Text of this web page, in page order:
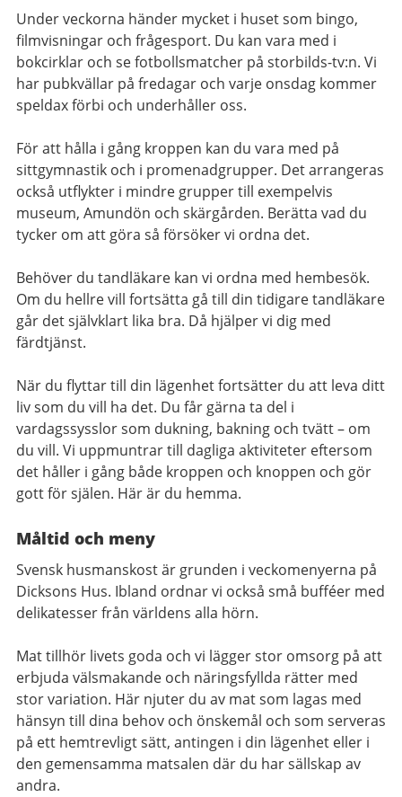
Under veckorna händer mycket i huset som bingo,
filmvisningar och frågesport. Du kan vara med i
bokcirklar och se fotbollsmatcher på storbilds-tv:n. Vi
har pubkvällar på fredagar och varje onsdag kommer
speldax förbi och underhåller oss.
För att hålla i gång kroppen kan du vara med på
sittgymnastik och i promenadgrupper. Det arrangeras
också utflykter i mindre grupper till exempelvis
museum, Amundön och skärgården. Berätta vad du
tycker om att göra så försöker vi ordna det.
Behöver du tandläkare kan vi ordna med hembesök.
Om du hellre vill fortsätta gå till din tidigare tandläkare
går det självklart lika bra. Då hjälper vi dig med
färdtjänst.
När du flyttar till din lägenhet fortsätter du att leva ditt
liv som du vill ha det. Du får gärna ta del i
vardagssysslor som dukning, bakning och tvätt – om
du vill. Vi uppmuntrar till dagliga aktiviteter eftersom
det håller i gång både kroppen och knoppen och gör
gott för själen. Här är du hemma.
Måltid och meny
Svensk husmanskost är grunden i veckomenyerna på
Dicksons Hus. Ibland ordnar vi också små bufféer med
delikatesser från världens alla hörn.
Mat tillhör livets goda och vi lägger stor omsorg på att
erbjuda välsmakande och näringsfyllda rätter med
stor variation. Här njuter du av mat som lagas med
hänsyn till dina behov och önskemål och som serveras
på ett hemtrevligt sätt, antingen i din lägenhet eller i
den gemensamma matsalen där du har sällskap av
andra.